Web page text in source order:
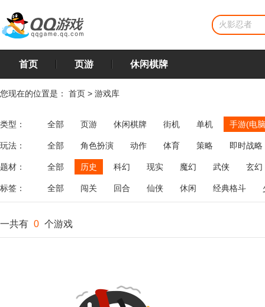
首页 页游 休闲棋牌
您现在的位置是： 首页 > 游戏库
类型： 全部 页游 休闲棋牌 街机 单机 手游(电
玩法： 全部 角色扮演 动作 体育 策略
即时战略
飞行
恋爱 第三人称射击 棋类 牌类 麻将
题材： 全部 历史 科幻 现实 魔幻 武侠 玄幻
标签： 全部 闯关 回合 仙侠 休闲 经典格斗
一共有 0 个游戏